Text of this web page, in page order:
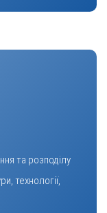
та розподілу
технології,